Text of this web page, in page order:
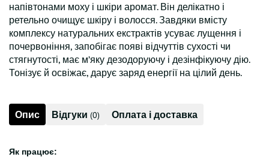
напівтонами моху і шкіри аромат. Він делікатно і
ретельно очищує шкіру і волосся. Завдяки вмісту
комплексу натуральних екстрактів усуває лущення і
почервоніння, запобігає появі відчуттів сухості чи
стягнутості, має м’яку дезодоруючу і дезінфікуючу дію.
Тонізує й освіжає, дарує заряд енергії на цілий день.
Опис Відгуки (0) Оплата і доставка
Як працює: